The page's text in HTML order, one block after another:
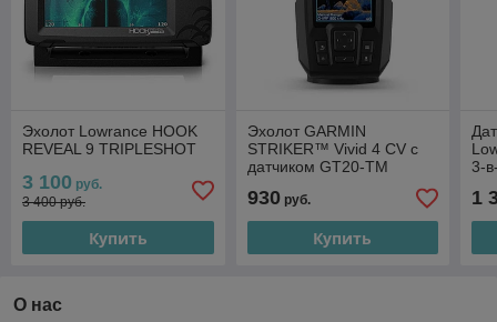
Эхолот Lowrance HOOK
REVEAL 9 TRIPLESHOT
3 100 руб.
3 400 руб.
Купить
Эхолот GARMIN
STRIKER™ Vivid 4 CV с
датчиком GT20-TM
930руб.
Купить
3-
1
О нас